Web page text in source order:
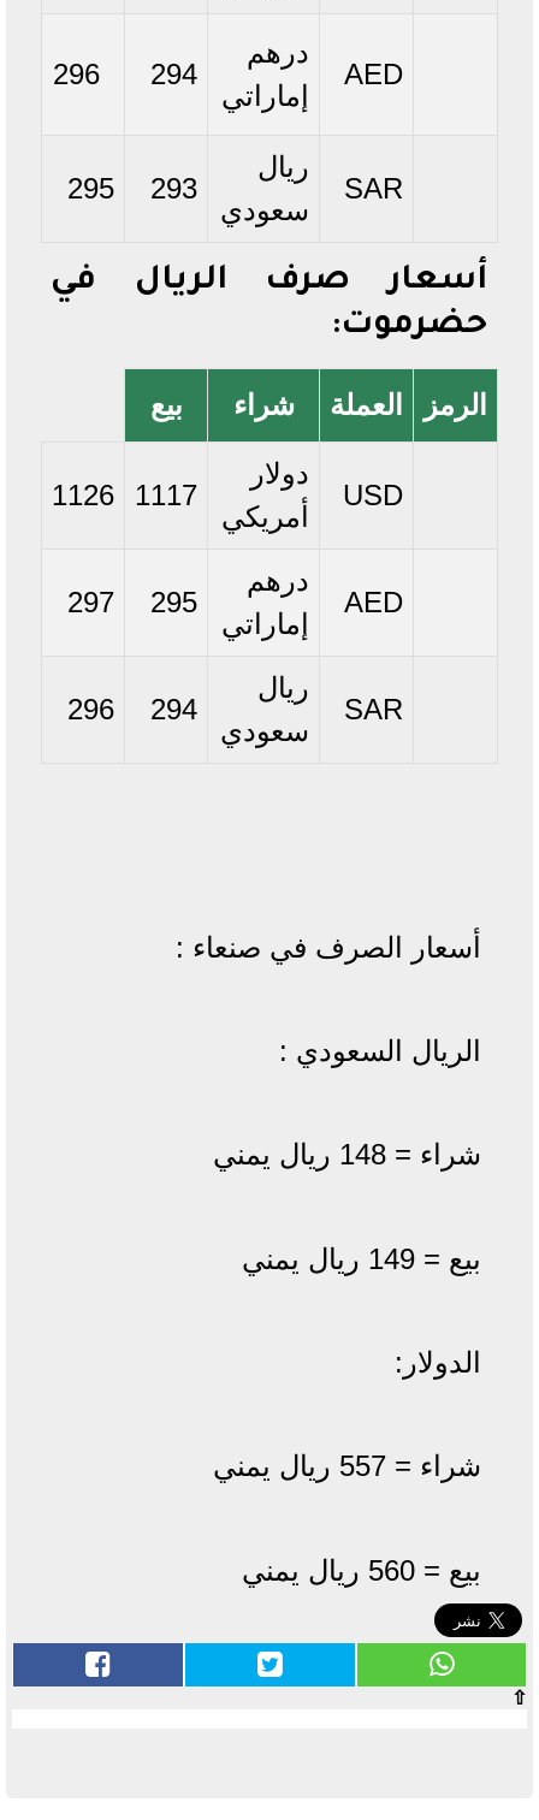
AED
درهم
إماراتي
294
296
SAR
ريال
سعودي
293
295
أسعار صرف الريال في
حضرموت:
الرمز العملة شراء بيع
USD
دولار
أمريكي
1117
1126
AED
درهم
إماراتي
295
297
SAR
ريال
سعودي
294
296
أسعار الصرف في صنعاء :
الريال السعودي :
شراء = 148 ريال يمني
بيع = 149 ريال يمني
الدولار:
شراء = 557 ريال يمني
بيع = 560 ريال يمني
⇧